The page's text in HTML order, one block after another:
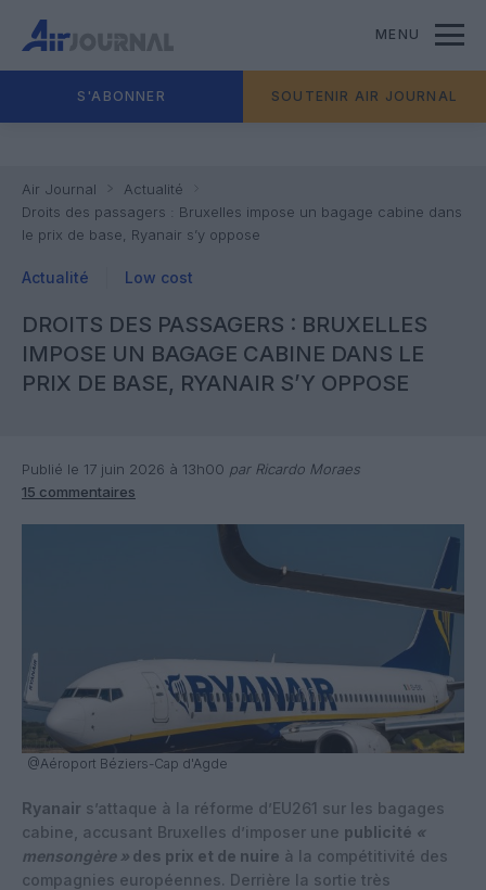
MENU
S'ABONNER SOUTENIR AIR JOURNAL
Air Journal
Actualité
Droits des passagers : Bruxelles impose un bagage cabine dans
le prix de base, Ryanair s’y oppose
Actualité Low cost
DROITS DES PASSAGERS : BRUXELLES
IMPOSE UN BAGAGE CABINE DANS LE
PRIX DE BASE, RYANAIR S’Y OPPOSE
Publié le 17 juin 2026 à 13h00 par Ricardo Moraes
15 commentaires
@Aéroport Béziers-Cap d'Agde
Ryanair s’attaque à la réforme d’EU261 sur les bagages
cabine, accusant Bruxelles d’imposer une publicité «
mensongère » des prix et de nuire à la compétitivité des
compagnies européennes. Derrière la sortie très